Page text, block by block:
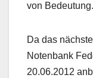
von Bedeutung.
Da das
Notenbank
20.06.2012